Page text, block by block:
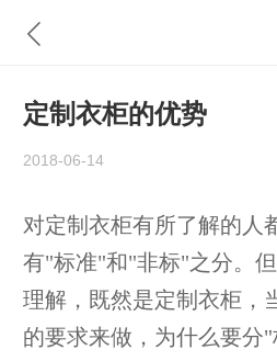
定制衣柜的优势
2018-06-14
对定制衣柜有所了解的人
有"标准"和"非标"之分。
理解，既然是定制衣柜，
的要求来做，为什么要分